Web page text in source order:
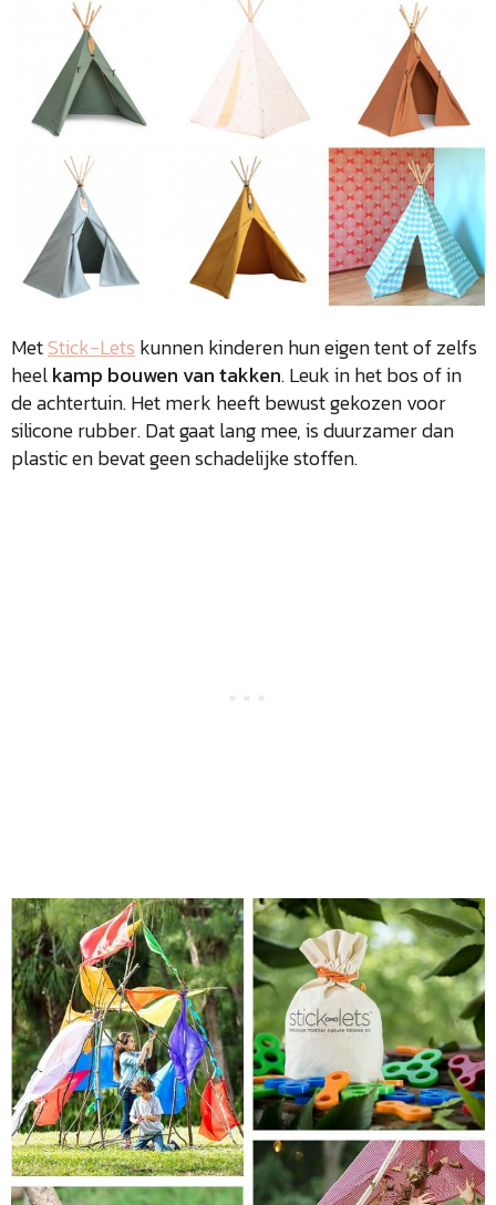
MetStick-Lets kunnen kinderen hun eigen tent of zelfs
heelkamp bouwen van takken. Leuk in het bos of in
de achtertuin. Het merk heeft bewust gekozen voor
silicone rubber. Dat gaat lang mee, is duurzamer dan
plastic en bevat geen schadelijke stoffen.